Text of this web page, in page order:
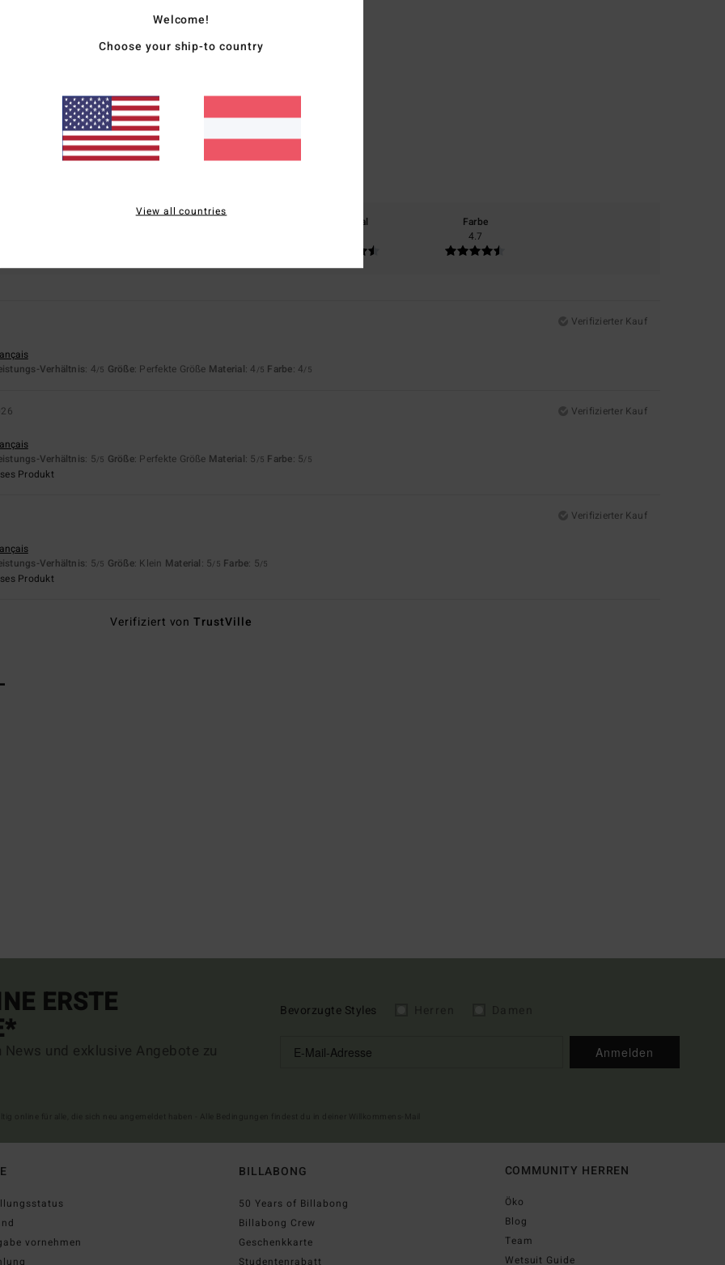
4.7 /5
basierend auf3 verifizierten Bewertungenseit April 2026
Leistungs-Verhältnis
Material
Farbe
4.7
Verifizierter Kauf
Verhältnis: 4/5 Größe: Perfekte Größe Material: 4 /5 Farbe: 4/5
Verifizierter Kauf
Verhältnis: 5/5 Größe: Perfekte Größe Material: 5 /5 Farbe: 5/5
Produkt
Verifizierter Kauf
Verhältnis: 5/5 Größe: Klein Material: 5/5 Farbe: 5/5
Produkt
Verifiziert vonTrustVille
ERSTE
und exklusive Angebote zu
Bevorzugte Styles
Anmelden
vornehmen
BILLABONG
50 Years of Billabong
Billabong Crew
Geschenkkarte
Studentenrabatt
COMMUNITY HERREN
Öko
Blog
Team
Wetsuit Guide
Welcome!
Choose your ship-to country
View all countries